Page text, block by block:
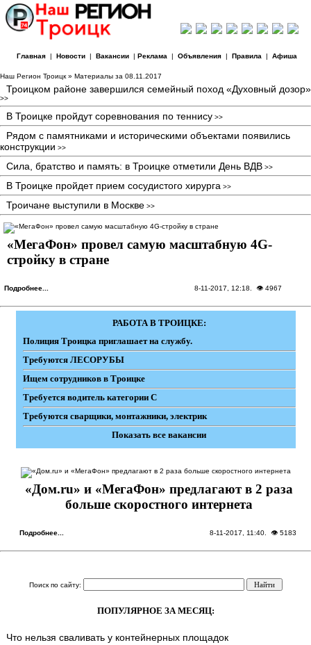
Главная| Новости| Вакансии| Реклама | Объявления| Правила | Афиша
Наш Регион Троицк » Материалы за 08.11.2017
Троицком районе завершился семейный поход «Духовный дозор»
>>
В Троицке пройдут соревнования по теннису >>
Рядом с памятниками и историческими объектами появились
конструкции >>
Сила, братство и память: в Троицке отметили День ВДВ >>
В Троицке пройдет прием сосудистого хирурга >>
Троичане выступили в Москве >>
«МегаФон» провел самую масштабную 4G-
стройку в стране
Подробнее... 8-11-2017, 12:18 . 👁 4967
РАБОТА В ТРОИЦКЕ:
Полиция Троицка приглашает на службу.
Требуются ЛЕСОРУБЫ
Ищем сотрудников в Троицке
Требуется водитель категории С
Требуются сварщики, монтажники, электрик
Показать все вакансии
«Дом.ru» и «МегаФон» предлагают в 2 раза
больше скоростного интернета
Подробнее... 8-11-2017, 11:40. 👁 5183
Поиск по сайту:
ПОПУЛЯРНОЕ ЗА МЕСЯЦ:
Что нельзя сваливать у контейнерных площадок